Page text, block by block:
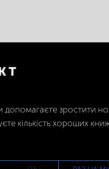
допомагаєте зростити
кількість хороших